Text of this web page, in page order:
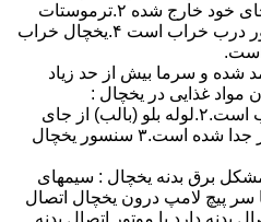
۱.لوله بلو ترموستات از جای خود خارج شده ۲.ترموستات
تنظیم نیست ۳.لاستیک دور درب خراب است ۴.یخچال خراب
شده و سرما بیش از حد زیاد
غذایی در یخچال :
۱.ترموستات یخچال خراب است.۲.لوله بلو (بالب) از جای
مخصوص خود در اواپراتور جدا شده است.۳ سنسور یخچال
برق بدنه یخچال : سیمهای
پیچ لامپ درون یخچال اتصال
بدنه دارد یا موتور اتصال بدنه